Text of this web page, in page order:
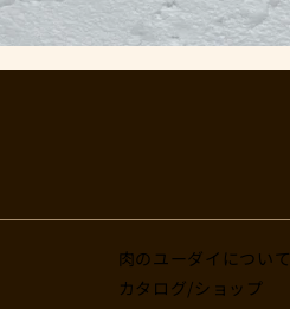
肉のユーダイについて
カタログ/ショップ